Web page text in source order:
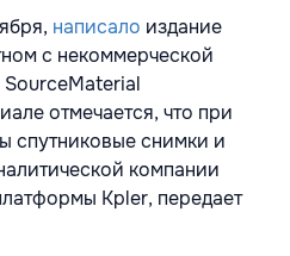
написало издание
с некоммерческой
отмечается, что при
спутниковые снимки и
компании
Kpler, передает